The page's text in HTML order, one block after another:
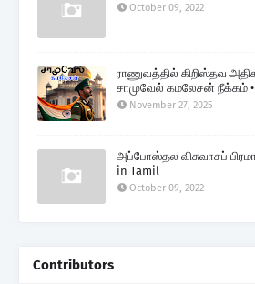
October 09, 2022
ராணுவத்தில் கிறிஸ்தவ
சாமுவேல் கமலேசன் நீக்கம் •
November 27, 2025
அப்போஸ்தல விசுவாசப்
in Tamil
October 09, 2022
Contributors